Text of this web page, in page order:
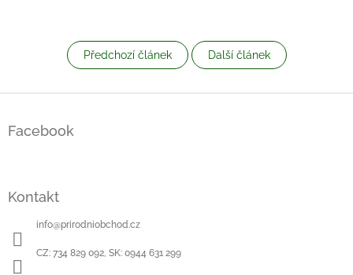
Předchozí článek Další článek
Facebook
Kontakt
info@prirodniobchod.cz
CZ: 734 829 092, SK: 0944 631 299